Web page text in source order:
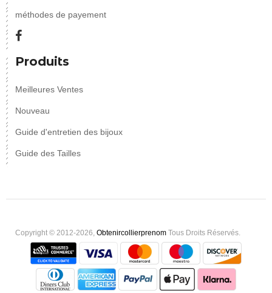
méthodes de payement
Produits
Meilleures Ventes
Nouveau
Guide d'entretien des bijoux
Guide des Tailles
Copyright © 2012-2026, Obtenircollierprenom Tous Droits Réservés.